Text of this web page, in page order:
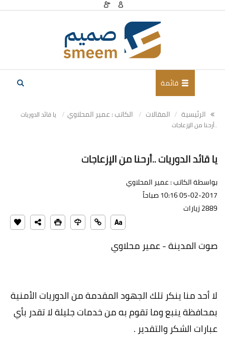
قائمة
الرئيسية المقالات الكاتب : عمير المحلاوي
يا قائد الدوريات
..أرحنا من الإزعاجات
يا قائد الدوريات ..أرحنا من الإزعاجات
بواسطة الكاتب : عمير المحلاوي
05-02-2017 10:16 صباحاً
2889 زيارات
صوت المدينة - عمير محلاوي
لا أحد منا ينكر تلك الجهود المقدمة من الدوريات الأمنية
بمحافظة ينبع وما تقوم به من خدمات جليلة لا تقدر بأي
عبارات الشكر والتقدير .